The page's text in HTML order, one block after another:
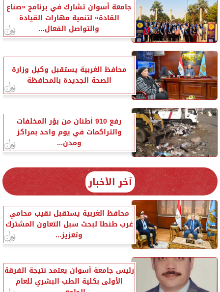
جامعة أسوان تشارك في برنامج «صناع
القادة» لتنمية مهارات القيادة
والتواصل الفعال...
محافظ الغربية يستقبل وكيل وزارة
الصحة الجديدة بالمحافظة
رفع 910 أطنان من بؤر المخلفات
والتراكمات في يوم واحد بمراكز
ومدن...
آخر الأخبار
محافظ الغربية يستقبل نقيب محامي
غرب طنطا لبحث سبل التعاون المشترك
وتعزيز...
رئيس جامعة أسوان يعتمد نتيجة الفرقة
الأولى بكلية الطب البشري للعام